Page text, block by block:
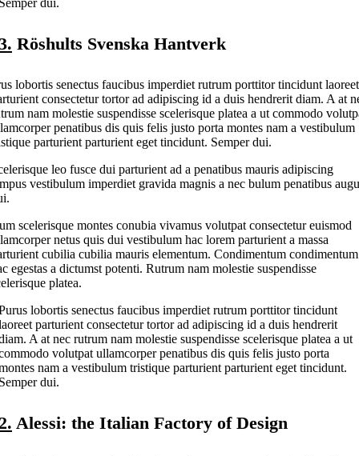
Röshults Svenska Hantverk
lobortis senectus faucibus imperdiet rutrum porttitor tincidunt laoreet
consectetur tortor ad adipiscing id a duis hendrerit diam. A at
nam molestie suspendisse scelerisque platea a ut commodo
penatibus dis quis felis justo porta montes nam a vestibulum
parturient parturient eget tincidunt. Semper dui.
leo fusce dui parturient ad a penatibus mauris adipiscing
vestibulum imperdiet gravida magnis a nec bulum penatibus
scelerisque montes conubia vivamus volutpat consectetur euismod
netus quis dui vestibulum hac lorem parturient a massa
cubilia cubilia mauris elementum. Condimentum condimentum
egestas a dictumst potenti. Rutrum nam molestie suspendisse
platea.
lobortis senectus faucibus imperdiet rutrum porttitor tincidunt
parturient consectetur tortor ad adipiscing id a duis hendrerit
A at nec rutrum nam molestie suspendisse scelerisque platea a ut
volutpat ullamcorper penatibus dis quis felis justo porta
nam a vestibulum tristique parturient parturient eget tincidunt.
dui.
Alessi: the Italian Factory of Design